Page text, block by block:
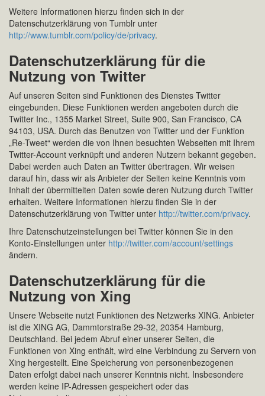
Weitere Informationen hierzu finden sich in der
Datenschutzerklärung von Tumblr unter
http://www.tumblr.com/policy/de/privacy.
Datenschutzerklärung für die
Nutzung von Twitter
Auf unseren Seiten sind Funktionen des Dienstes Twitter
eingebunden. Diese Funktionen werden angeboten durch die
Twitter Inc., 1355 Market Street, Suite 900, San Francisco, CA
94103, USA. Durch das Benutzen von Twitter und der Funktion
„Re-Tweet“ werden die von Ihnen besuchten Webseiten mit Ihrem
Twitter-Account verknüpft und anderen Nutzern bekannt gegeben.
Dabei werden auch Daten an Twitter übertragen. Wir weisen
darauf hin, dass wir als Anbieter der Seiten keine Kenntnis vom
Inhalt der übermittelten Daten sowie deren Nutzung durch Twitter
erhalten. Weitere Informationen hierzu finden Sie in der
Datenschutzerklärung von Twitter unter http://twitter.com/privacy.
Ihre Datenschutzeinstellungen bei Twitter können Sie in den
Konto-Einstellungen unter http://twitter.com/account/settings
ändern.
Datenschutzerklärung für die
Nutzung von Xing
Unsere Webseite nutzt Funktionen des Netzwerks XING. Anbieter
ist die XING AG, Dammtorstraße 29-32, 20354 Hamburg,
Deutschland. Bei jedem Abruf einer unserer Seiten, die
Funktionen von Xing enthält, wird eine Verbindung zu Servern von
Xing hergestellt. Eine Speicherung von personenbezogenen
Daten erfolgt dabei nach unserer Kenntnis nicht. Insbesondere
werden keine IP-Adressen gespeichert oder das